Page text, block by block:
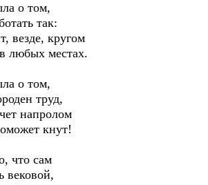
о том,
так:
везде, кругом
любых местах.
о том,
труд,
напролом
кнут!
что сам
вековой,